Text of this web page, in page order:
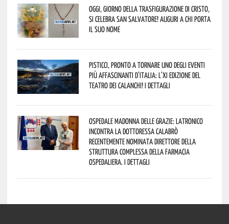
Oggi, giorno della Trasfigurazione di Cristo,
si celebra San Salvatore! Auguri a chi porta
il suo nome
Pisticci, pronto a tornare uno degli eventi
più affascinanti d’Italia: l’XI edizione del
Teatro dei Calanchi! I dettagli
Ospedale Madonna delle Grazie: Latronico
incontra la dottoressa Calabrò
recentemente nominata Direttore della
Struttura Complessa della Farmacia
Ospedaliera. I dettagli